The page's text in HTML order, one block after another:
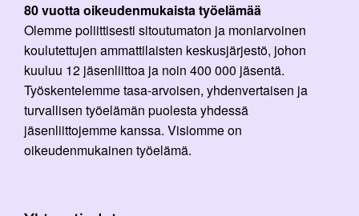
80 vuotta oikeudenmukaista työelämää
Olemme poliittisesti sitoutumaton ja moniarvoinen
koulutettujen ammattilaisten keskusjärjestö, johon
kuuluu 12 jäsenliittoa ja noin 400 000 jäsentä.
Työskentelemme tasa-arvoisen, yhdenvertaisen ja
turvallisen työelämän puolesta yhdessä
jäsenliittojemme kanssa. Visiomme on
oikeudenmukainen työelämä.